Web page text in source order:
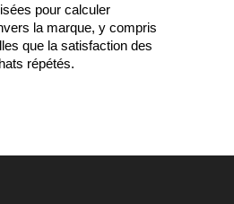
pour calculer
la marque, y compris
que la satisfaction des
répétés.